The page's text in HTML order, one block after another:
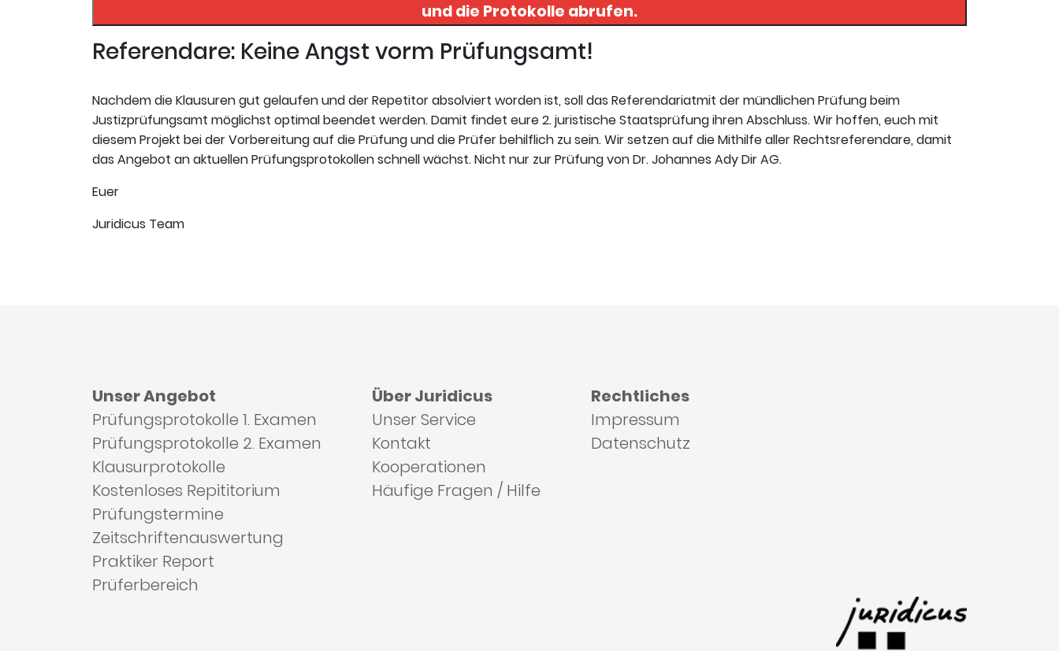
und die Protokolle abrufen.
Referendare: Keine Angst vorm Prüfungsamt!
Nachdem die Klausuren gut gelaufen und der Repetitor absolviert worden ist, soll das Referendariatmit der mündlichen Prüfung beim
Justizprüfungsamt möglichst optimal beendet werden. Damit findet eure 2. juristische Staatsprüfung ihren Abschluss. Wir hoffen, euch mit
diesem Projekt bei der Vorbereitung auf die Prüfung und die Prüfer behilflich zu sein. Wir setzen auf die Mithilfe aller Rechtsreferendare, damit
das Angebot an aktuellen Prüfungsprotokollen schnell wächst. Nicht nur zur Prüfung von Dr. Johannes Ady Dir AG.
Euer
Juridicus Team
Unser Angebot
Prüfungsprotokolle 1. Examen
Prüfungsprotokolle 2. Examen
Klausurprotokolle
Kostenloses Repititorium
Prüfungstermine
Zeitschriftenauswertung
Praktiker Report
Prüferbereich
Über Juridicus
Unser Service
Kontakt
Kooperationen
Häufige Fragen / Hilfe
Rechtliches
Impressum
Datenschutz